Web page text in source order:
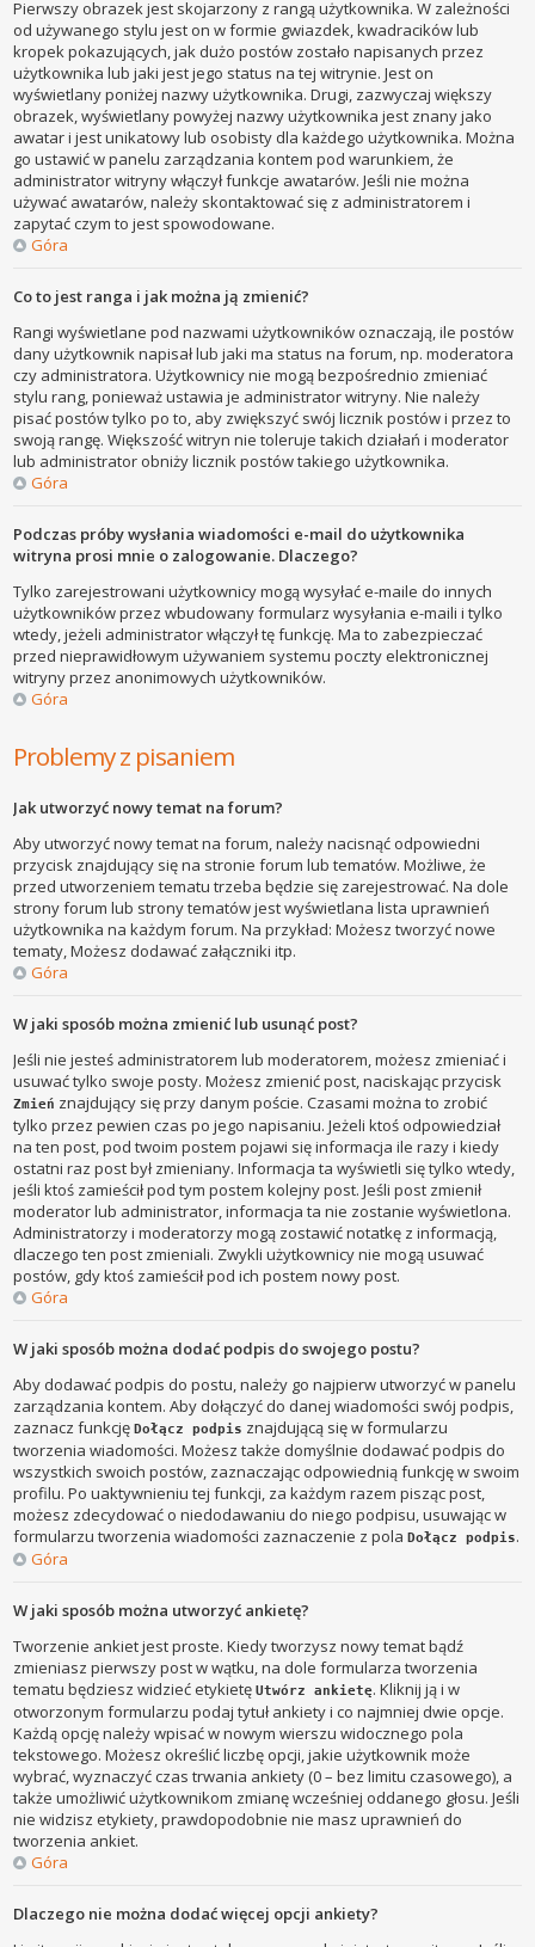
Pierwszy obrazek jest skojarzony z rangą użytkownika. W zależności
od używanego stylu jest on w formie gwiazdek, kwadracików lub
kropek pokazujących, jak dużo postów zostało napisanych przez
użytkownika lub jaki jest jego status na tej witrynie. Jest on
wyświetlany poniżej nazwy użytkownika. Drugi, zazwyczaj większy
obrazek, wyświetlany powyżej nazwy użytkownika jest znany jako
awatar i jest unikatowy lub osobisty dla każdego użytkownika. Można
go ustawić w panelu zarządzania kontem pod warunkiem, że
administrator witryny włączył funkcje awatarów. Jeśli nie można
używać awatarów, należy skontaktować się z administratorem i
zapytać czym to jest spowodowane.
Góra
Co to jest ranga i jak można ją zmienić?
Rangi wyświetlane pod nazwami użytkowników oznaczają, ile postów
dany użytkownik napisał lub jaki ma status na forum, np. moderatora
czy administratora. Użytkownicy nie mogą bezpośrednio zmieniać
stylu rang, ponieważ ustawia je administrator witryny. Nie należy
pisać postów tylko po to, aby zwiększyć swój licznik postów i przez to
swoją rangę. Większość witryn nie toleruje takich działań i moderator
lub administrator obniży licznik postów takiego użytkownika.
Góra
Podczas próby wysłania wiadomości e-mail do użytkownika
witryna prosi mnie o zalogowanie. Dlaczego?
Tylko zarejestrowani użytkownicy mogą wysyłać e-maile do innych
użytkowników przez wbudowany formularz wysyłania e-maili i tylko
wtedy, jeżeli administrator włączył tę funkcję. Ma to zabezpieczać
przed nieprawidłowym używaniem systemu poczty elektronicznej
witryny przez anonimowych użytkowników.
Góra
Problemy z pisaniem
Jak utworzyć nowy temat na forum?
Aby utworzyć nowy temat na forum, należy nacisnąć odpowiedni
przycisk znajdujący się na stronie forum lub tematów. Możliwe, że
przed utworzeniem tematu trzeba będzie się zarejestrować. Na dole
strony forum lub strony tematów jest wyświetlana lista uprawnień
użytkownika na każdym forum. Na przykład: Możesz tworzyć nowe
tematy, Możesz dodawać załączniki itp.
Góra
W jaki sposób można zmienić lub usunąć post?
Jeśli nie jesteś administratorem lub moderatorem, możesz zmieniać i
usuwać tylko swoje posty. Możesz zmienić post, naciskając przycisk
Zmień znajdujący się przy danym poście. Czasami można to zrobić
tylko przez pewien czas po jego napisaniu. Jeżeli ktoś odpowiedział
na ten post, pod twoim postem pojawi się informacja ile razy i kiedy
ostatni raz post był zmieniany. Informacja ta wyświetli się tylko wtedy,
jeśli ktoś zamieścił pod tym postem kolejny post. Jeśli post zmienił
moderator lub administrator, informacja ta nie zostanie wyświetlona.
Administratorzy i moderatorzy mogą zostawić notatkę z informacją,
dlaczego ten post zmieniali. Zwykli użytkownicy nie mogą usuwać
postów, gdy ktoś zamieścił pod ich postem nowy post.
Góra
W jaki sposób można dodać podpis do swojego postu?
Aby dodawać podpis do postu, należy go najpierw utworzyć w panelu
zarządzania kontem. Aby dołączyć do danej wiadomości swój podpis,
zaznacz funkcjęDołącz podpis znajdującą się w formularzu
tworzenia wiadomości. Możesz także domyślnie dodawać podpis do
wszystkich swoich postów, zaznaczając odpowiednią funkcję w swoim
profilu. Po uaktywnieniu tej funkcji, za każdym razem pisząc post,
możesz zdecydować o niedodawaniu do niego podpisu, usuwając w
formularzu tworzenia wiadomości zaznaczenie z polaDołącz podpis.
Góra
W jaki sposób można utworzyć ankietę?
Tworzenie ankiet jest proste. Kiedy tworzysz nowy temat bądź
zmieniasz pierwszy post w wątku, na dole formularza tworzenia
tematu będziesz widzieć etykietęUtwórz ankietę. Kliknij ją i w
otworzonym formularzu podaj tytuł ankiety i co najmniej dwie opcje.
Każdą opcję należy wpisać w nowym wierszu widocznego pola
tekstowego. Możesz określić liczbę opcji, jakie użytkownik może
wybrać, wyznaczyć czas trwania ankiety (0 – bez limitu czasowego), a
także umożliwić użytkownikom zmianę wcześniej oddanego głosu. Jeśli
nie widzisz etykiety, prawdopodobnie nie masz uprawnień do
tworzenia ankiet.
Góra
Dlaczego nie można dodać więcej opcji ankiety?